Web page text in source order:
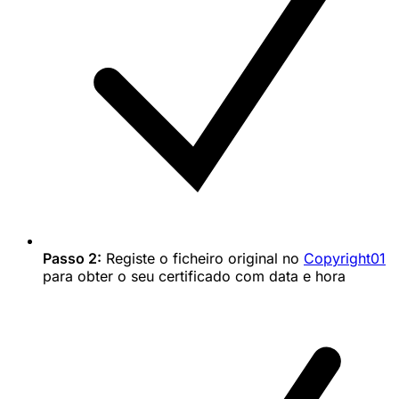
Passo 2: Registe o ficheiro original no Copyright01
para obter o seu certificado com data e hora